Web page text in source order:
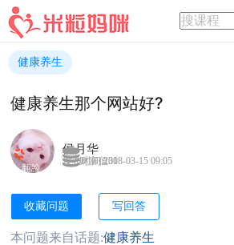
健康养生
健康养生那个网站好?
侯月华
发布时间:2018-03-15 09:05
财富值30
收藏问题 写回答
本问题来自话题:健康养生